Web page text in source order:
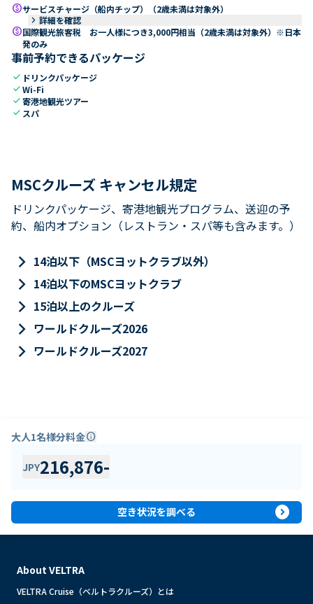
paidサービスチャージ（船内チップ）（2歳未満は対象外）
keyboard_arrow_right 詳細を確認
paid国際観光旅客税 お一人様につき3,000円相当（2歳未満は対象外）※日本
発のみ
事前予約できるパッケージ
check ドリンクパッケージ
checkWi-Fi
check寄港地観光ツアー
check スパ
MSCクルーズ キャンセル規定
ドリンクパッケージ、寄港地観光プログラム、送迎の予
約、船内オプション（レストラン・スパ等も含みます。）
keyboard_arrow_right 14泊以下（MSCヨットクラブ以外）
keyboard_arrow_right 14泊以下のMSCヨットクラブ
keyboard_arrow_right 15泊以上のクルーズ
keyboard_arrow_right ワールドクルーズ2026
keyboard_arrow_right ワールドクルーズ2027
大人1名様分料金info
JPY216,876-
空き状況を調べる expand_circle_right
About VELTRA
VELTRA Cruise（ベルトラクルーズ）とは